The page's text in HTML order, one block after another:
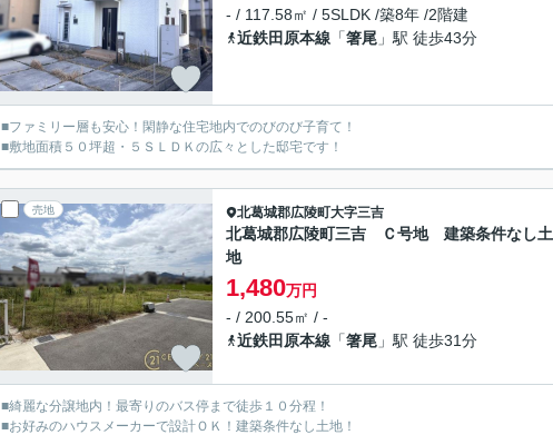
- / 117.58㎡ / 5SLDK /築8年 /2階建
近鉄田原本線 「箸尾 」駅 徒歩43分
■ファミリー層も安心！閑静な住宅地内でのびのび子育て！
■敷地面積５０坪超・５ＳＬＤＫの広々とした邸宅です！
売地 北葛城郡広陵町大字三吉
北葛城郡広陵町三吉 Ｃ号地 建築条件なし土
地
1,480万円
- / 200.55㎡ / -
近鉄田原本線 「箸尾 」駅 徒歩31分
■綺麗な分譲地内！最寄りのバス停まで徒歩１０分程！
■お好みのハウスメーカーで設計ＯＫ！建築条件なし土地！